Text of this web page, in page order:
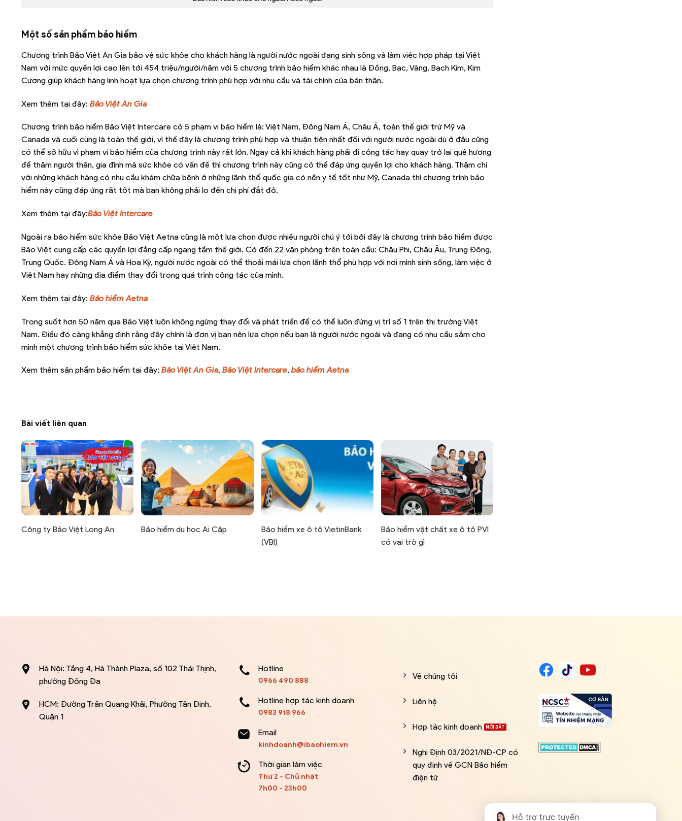
Một số sản phẩm bảo hiểm
Chương trình Bảo Việt An Gia bảo vệ sức khỏe cho khách hàng là người nước ngoài đang sinh sống và làm việc hợp pháp tại Việt
Nam với mức quyền lợi cao lên tới 454 triệu/người/năm với 5 chương trình bảo hiểm khác nhau là Đồng, Bạc, Vàng, Bạch Kim, Kim
Cương giúp khách hàng linh hoạt lựa chọn chương trình phù hợp với nhu cầu và tài chính của bản thân.
Xem thêm tại đây: Bảo Việt An Gia
Chương trình bảo hiểm Bảo Việt Intercare có 5 phạm vi bảo hiểm là: Việt Nam, Đông Nam Á, Châu Á, toàn thế giới trừ Mỹ và
Canada và cuối cùng là toàn thế giới, vì thế đây là chương trình phù hợp và thuận tiện nhất đối với người nước ngoài dù ở đâu cũng
có thể sở hữu vì phạm vi bảo hiểm của chương trình này rất lớn. Ngay cả khi khách hàng phải đi công tác hay quay trở lại quê hương
để thăm người thân, gia đình mà sức khỏe có vấn đề thì chương trình này cũng có thể đáp ứng quyền lợi cho khách hàng. Thậm chí
với những khách hàng có nhu cầu khám chữa bệnh ở những lãnh thổ quốc gia có nền y tế tốt như Mỹ, Canada thì chương trình bảo
hiểm này cũng đáp ứng rất tốt mà bạn không phải lo đến chi phí đắt đỏ.
Xem thêm tại đây:Bảo Việt Intercare
Ngoài ra bảo hiểm sức khỏe Bảo Việt Aetna cũng là một lựa chọn được nhiều người chú ý tới bởi đây là chương trình bảo hiểm được
Bảo Việt cung cấp các quyền lợi đẳng cấp ngang tầm thế giới. Có đến 22 văn phòng trên toàn cầu: Châu Phi, Châu Âu, Trung Đông,
Trung Quốc. Đông Nam Á và Hoa Kỳ, người nước ngoài có thể thoải mái lựa chọn lãnh thổ phù hợp với nơi mình sinh sống, làm việc ở
Việt Nam hay những địa điểm thay đổi trong quá trình công tác của mình.
Xem thêm tại đây: Bảo hiểm Aetna
Trong suốt hơn 50 năm qua Bảo Việt luôn không ngừng thay đổi và phát triển để có thể luôn đứng vị trí số 1 trên thị trường Việt
Nam. Điều đó càng khẳng định rằng đây chính là đơn vị bạn nên lựa chọn nếu bạn là người nước ngoài và đang có nhu cầu sắm cho
mình một chương trình bảo hiểm sức khỏe tại Việt Nam.
Xem thêm sản phẩm bảo hiểm tại đây: Bảo Việt An Gia, Bảo Việt Intercare, bảo hiểm Aetna
Bài viết liên quan
Công ty Bảo Việt Long An Bảo hiểm du học Ai Cập
Bảo hiểm xe ô tô VietinBank
(VBI)
Bảo hiểm vật chất xe ô tô PVI
có vai trò gì
Hà Nội: Tầng 4, Hà Thành Plaza, số 102 Thái Thịnh,
phường Đống Đa
HCM: Đường Trần Quang Khải, Phường Tân Định,
Quận 1
Hotline
0966 490 888
Hotline hợp tác kinh doanh
0983 918 966
Email
kinhdoanh@ibaohiem.vn
Thời gian làm việc
Thứ 2 - Chủ nhật
7h00 - 23h00
Về chúng tôi
Liên hệ
Hợp tác kinh doanh
Nghị Định 03/2021/NĐ-CP có
quy định về GCN Bảo hiểm
điện tử
Hỗ trợ trực tuyến